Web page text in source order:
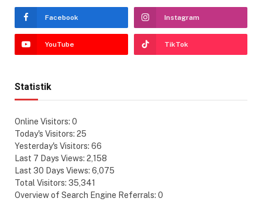
Facebook Instagram
YouTube TikTok
Statistik
Online Visitors: 0
Today's Visitors: 25
Yesterday's Visitors: 66
Last 7 Days Views: 2,158
Last 30 Days Views: 6,075
Total Visitors: 35,341
Overview of Search Engine Referrals: 0